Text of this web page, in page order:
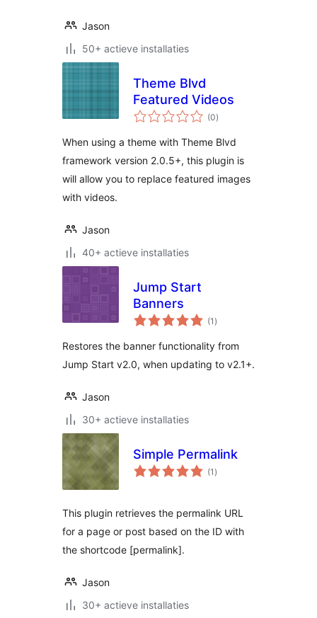
Jason
50+ actieve installaties
Theme Blvd
Featured Videos
(0totaal
waarderingen
)
When using a theme with Theme Blvd
framework version 2.0.5+, this plugin is
will allow you to replace featured images
with videos.
Jason
40+ actieve installaties
Jump Start
Banners
(1 totaal
waarderingen
)
Restores the banner functionality from
Jump Start v2.0, when updating to v2.1+.
Jason
30+ actieve installaties
Simple Permalink
(1 totaal
waarderingen
)
This plugin retrieves the permalink URL
for a page or post based on the ID with
the shortcode [permalink].
Jason
30+ actieve installaties